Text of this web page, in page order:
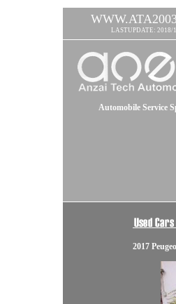
LASTUPDATE: 2018/
Automobile Service
2017